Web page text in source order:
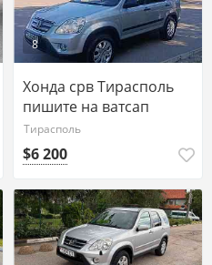
8
Хонда срв Тирасполь
пишите на ватсап
77751188
Тирасполь
$6 200